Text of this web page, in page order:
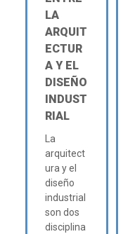
LA
ARQUIT
ECTUR
A Y EL
DISEÑO
INDUST
RIAL
La
arquitect
ura y el
diseño
industrial
son dos
disciplina